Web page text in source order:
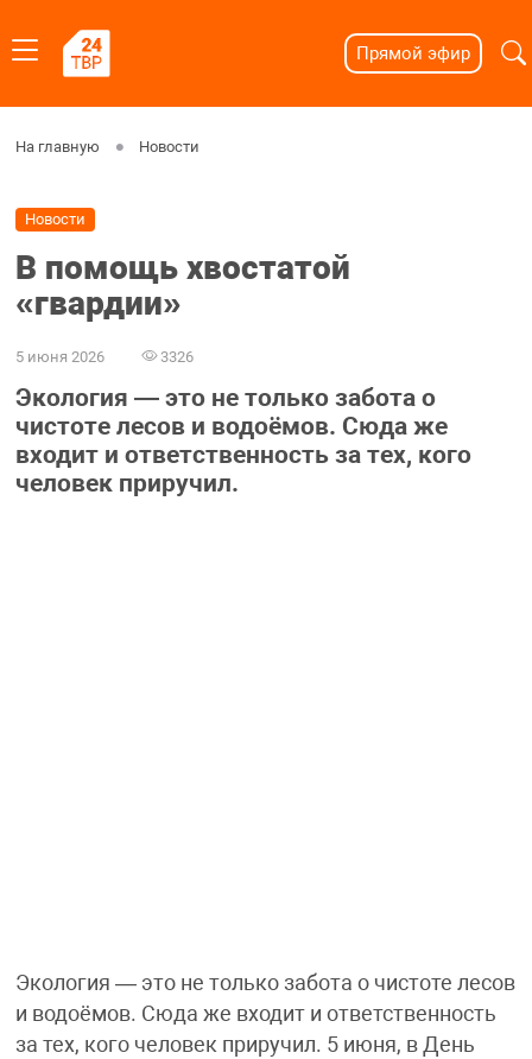
Прямой эфир
На главную Новости
Новости
В помощь хвостатой
«гвардии»
5 июня 2026 3326
Экология — это не только забота о
чистоте лесов и водоёмов. Сюда же
входит и ответственность за тех, кого
человек приручил.
Экология — это не только забота о чистоте лесов
и водоёмов. Сюда же входит и ответственность
за тех, кого человек приручил. 5 июня, в День